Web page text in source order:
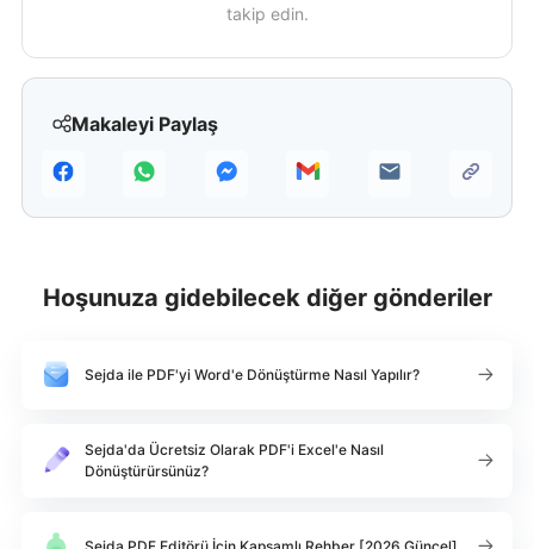
Makaleyi Paylaş
takip edin.
Hoşunuza gidebilecek diğer gönderiler
Sejda ile PDF'yi Word'e Dönüştürme Nasıl Yapılır?
Sejda'da Ücretsiz Olarak PDF'i Excel'e Nasıl
Dönüştürürsünüz?